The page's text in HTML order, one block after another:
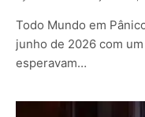
Todo Mundo em
junho de 2026 com
esperavam…